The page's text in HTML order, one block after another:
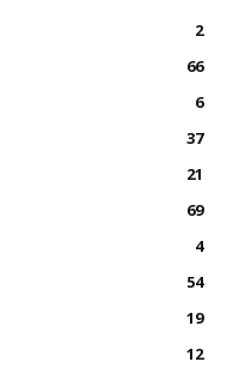
2
66
6
37
21
69
4
54
19
12